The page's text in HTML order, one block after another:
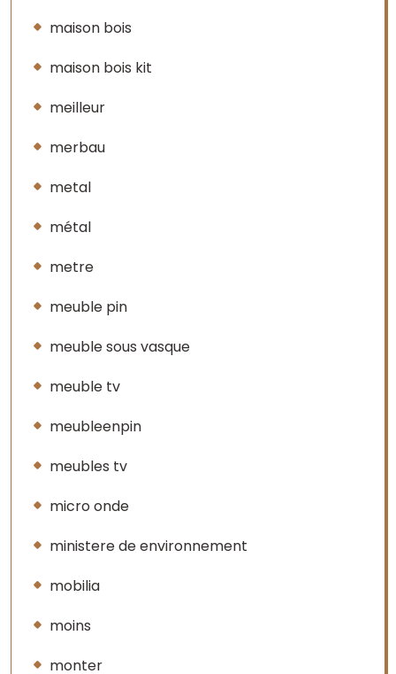
maison bois
maison bois kit
meilleur
merbau
metal
métal
metre
meuble pin
meuble sous vasque
meuble tv
meubleenpin
meubles tv
micro onde
ministere de environnement
mobilia
moins
monter